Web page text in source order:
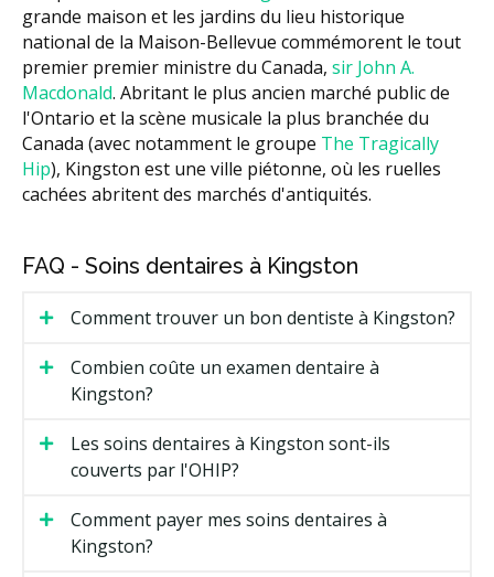
grande maison et les jardins du lieu historique
national de la Maison-Bellevue commémorent le tout
premier premier ministre du Canada, sir John A.
Macdonald. Abritant le plus ancien marché public de
l'Ontario et la scène musicale la plus branchée du
Canada (avec notamment le groupe The Tragically
Hip), Kingston est une ville piétonne, où les ruelles
cachées abritent des marchés d'antiquités.
FAQ - Soins dentaires à Kingston
Comment trouver un bon dentiste à Kingston?
Combien coûte un examen dentaire à
Kingston?
Les soins dentaires à Kingston sont-ils
couverts par l'OHIP?
Comment payer mes soins dentaires à
Kingston?